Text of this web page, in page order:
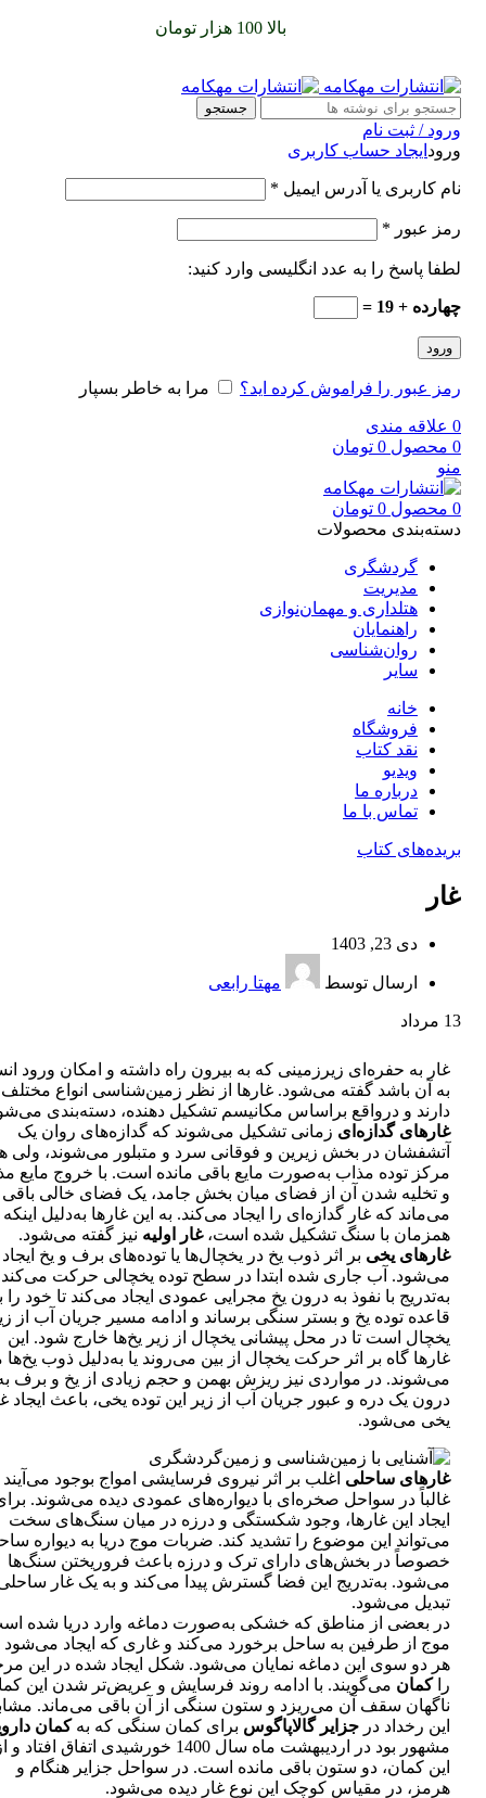
بالا 100 هزار تومان
جستجو
ورود / ثبت نام
ورود ایجاد حساب کاربری
نام کاربری یا آدرس ایمیل *
رمز عبور *
لطفا پاسخ را به عدد انگلیسی وارد کنید:
چهارده + 19 =
ورود
رمز عبور را فراموش کرده اید؟ مرا به خاطر بسپار
0 علاقه مندی
0 محصول 0 تومان
منو
0 محصول 0 تومان
دسته‌بندی محصولات
گردشگری
مدیریت
هتلداری و مهمان‌نوازی
راهنمایان
روان‌شناسی
سایر
خانه
فروشگاه
نقد کتاب
ویدیو
درباره‌ ما
تماس با ما
بریده‌های کتاب
غار
دی 23, 1403
ارسال توسط مهتا رابعی
13 مرداد
غار به حفره‌ای زیرزمینی که به بیرون راه داشته و امکان ورود
به آن باشد گفته می‌شود. غارها از نظر زمین‌شناسی انواع مختلف
دارند و درواقع براساس مکانیسم تشکیل دهنده، دسته‌بندی
غارهای گدازه‌ای زمانی تشکیل می‌شوند که گدازه‌های روان یک
آتشفشان در بخش زیرین و فوقانی سرد و متبلور می‌شوند، ولی
مرکز توده مذاب به‌صورت مایع باقی مانده است. با خروج مایع
و تخلیه شدن آن از فضای میان بخش جامد، یک فضای خالی باقی
می‌ماند که غار گدازه‌ای را ایجاد می‌کند. به این غارها به‌دلیل اینکه
همزمان با سنگ تشکیل شده است،غار اولیه نیز گفته می‌شود.
غارهای یخی بر اثر ذوب یخ در یخچال‌ها یا توده‌های برف و یخ ایجاد
می‌شود. آب جاری شده ابتدا در سطح توده یخچالی حرکت می‌کند
به‌تدریج با نفوذ به درون یخ مجرایی عمودی ایجاد می‌کند تا خود را
قاعده توده یخ و بستر سنگی برساند و ادامه مسیر جریان آب از
یخچال است تا در محل پیشانی یخچال از زیر یخ‌ها خارج شود. این
غارها گاه بر اثر حرکت یخچال از بین می‌روند یا به‌دلیل ذوب
می‌شوند. در مواردی نیز ریزش بهمن و حجم زیادی از یخ و برف
درون یک دره و عبور جریان آب از زیر این توده یخی، باعث ایجاد
یخی می‌شود.
غارهای ساحلی اغلب بر اثر نیروی فرسایشی امواج بوجود
غالباً در سواحل صخره‌ای با دیواره‌های عمودی دیده می‌شوند.
ایجاد این غارها، وجود شکستگی و درزه در میان سنگ‌های سخت
می‌تواند این موضوع را تشدید کند. ضربات موج دریا به دیواره
خصوصاً در بخش‌های دارای ترک و درزه باعث فروریختن سنگ‌ها
می‌شود. به‌تدریج این فضا گسترش پیدا می‌کند و به یک غار
تبدیل می‌شود.
در بعضی از مناطق که خشکی به‌صورت دماغه وارد دریا شده
موج از طرفین به ساحل برخورد می‌کند و غاری که ایجاد می‌شود
هر دو سوی این دماغه نمایان می‌شود. شکل ایجاد شده در این
را
کمان می‌گویند. با ادامه روند فرسایش و عریض‌تر شدن این
ناگهان سقف آن می‌ریزد و ستون سنگی از آن باقی می‌ماند.
این رخداد در جزایر گالاپاگوس برای کمان سنگی که بهکمان
مشهور بود در اردیبهشت ماه سال 1400 خورشیدی اتفاق افتاد
این کمان، دو ستون باقی مانده است. در سواحل جزایر هنگام و
هرمز، در مقیاس کوچک این نوع غار دیده می‌شود.